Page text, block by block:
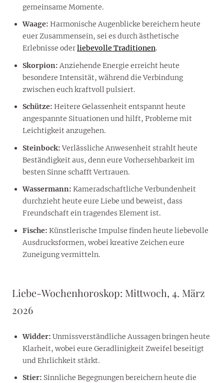
gemeinsame Momente.
Waage: Harmonische Augenblicke bereichern heute
euer Zusammensein, sei es durch ästhetische
Erlebnisse oderliebevolle Traditionen.
Skorpion: Anziehende Energie erreicht heute
besondere Intensität, während die Verbindung
zwischen euch kraftvoll pulsiert.
Schütze: Heitere Gelassenheit entspannt heute
angespannte Situationen und hilft, Probleme mit
Leichtigkeit anzugehen.
Steinbock:Verlässliche Anwesenheit strahlt heute
Beständigkeit aus, denn eure Vorhersehbarkeit im
besten Sinne schafft Vertrauen.
Wassermann: Kameradschaftliche Verbundenheit
durchzieht heute eure Liebe und beweist, dass
Freundschaft ein tragendes Element ist.
Fische: Künstlerische Impulse finden heute liebevolle
Ausdrucksformen, wobei kreative Zeichen eure
Zuneigung vermitteln.
Liebe-Wochenhoroskop: Mittwoch, 4. März
2026
Widder: Unmissverständliche Aussagen bringen heute
Klarheit, wobei eure Geradlinigkeit Zweifel beseitigt
und Ehrlichkeit stärkt.
Stier: Sinnliche Begegnungen bereichern heute die